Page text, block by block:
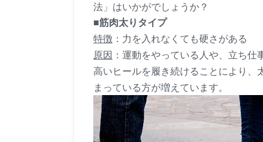
法」はいかがでしょうか？
■筋肉太りタイプ
特徴 ：力を入れなくても硬さがある
原因 ：運動をやっている人や、立ち仕
高いヒールを履き続けることにより、
まっている方が増えています。